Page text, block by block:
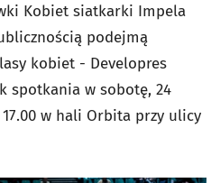
Kobiet siatkarki Impela
podejmą
kobiet - Developres
spotkania w sobotę, 24
w hali Orbita przy ulicy